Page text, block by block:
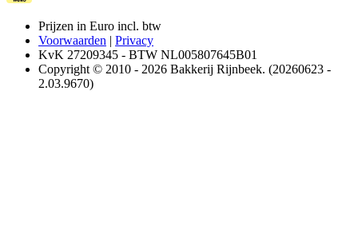
Prijzen in Euro incl. btw
Voorwaarden | Privacy
KvK 27209345 - BTW NL005807645B01
Copyright © 2010 - 2026 Bakkerij Rijnbeek. (20260623 -
2.03.9670)